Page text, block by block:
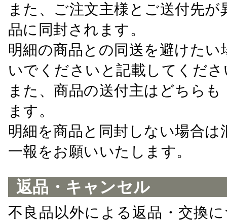
また、ご注文主様とご送付先
品に同封されます。
明細の商品との同送を避けた
いでくださいと記載してくださ
また、商品の送付主はどちら
ます。
明細を商品と同封しない場合
一報をお願いいたします。
返品・キャンセル
不良品以外による返品・交換